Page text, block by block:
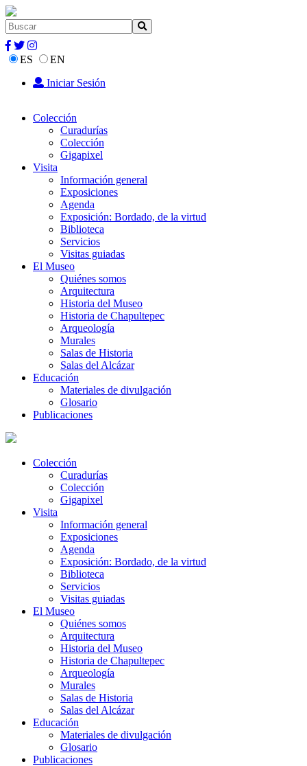
ES
EN
Iniciar Sesión
Colección
Curadurías
Colección
Gigapixel
Visita
Información general
Exposiciones
Agenda
Exposición: Bordado, de la virtud
Biblioteca
Servicios
Visitas guiadas
El Museo
Quiénes somos
Arquitectura
Historia del Museo
Historia de Chapultepec
Arqueología
Murales
Salas de Historia
Salas del Alcázar
Educación
Materiales de divulgación
Glosario
Publicaciones
Colección
Curadurías
Colección
Gigapixel
Visita
Información general
Exposiciones
Agenda
Exposición: Bordado, de la virtud
Biblioteca
Servicios
Visitas guiadas
El Museo
Quiénes somos
Arquitectura
Historia del Museo
Historia de Chapultepec
Arqueología
Murales
Salas de Historia
Salas del Alcázar
Educación
Materiales de divulgación
Glosario
Publicaciones